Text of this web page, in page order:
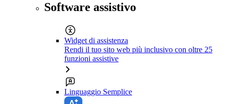
Software assistivo
Widget di assistenza
Rendi il tuo sito web più inclusivo con oltre 25
funzioni assistive
Linguaggio Semplice